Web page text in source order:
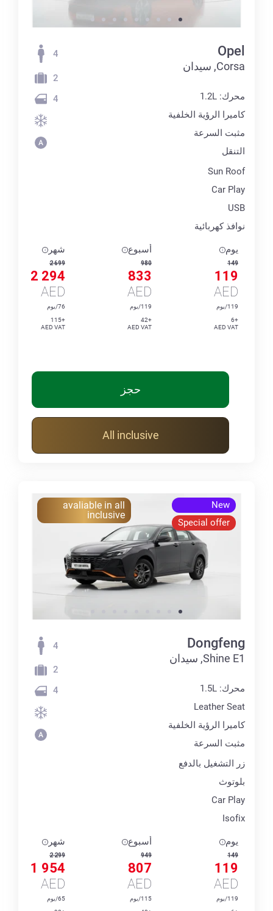
Opel
Corsa, سيدان
محرك: 1.2L
كاميرا الرؤية الخلفية
مثبت السرعة
التنقل
Sun Roof
Car Play
USB
نوافذ كهربائية
4
2
4
يوم
149
119
AED
119/يوم
+6
AED VAT
أسبوع
980
833
AED
119/يوم
+42
AED VAT
شهر
2 699
2 294
AED
76/يوم
+115
AED VAT
حجز
All inclusive
New
Special offer
avaliable in all
inclusive
Dongfeng
Shine E1, سيدان
محرك: 1.5L
Leather Seat
كاميرا الرؤية الخلفية
مثبت السرعة
زر التشغيل بالدفع
بلوتوث
Car Play
Isofix
4
2
4
يوم
149
119
AED
119/يوم
أسبوع
949
807
AED
115/يوم
شهر
2 299
1 954
AED
65/يوم